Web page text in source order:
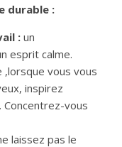
durable :
: un
esprit calme.
,lorsque vous vous
inspirez
vous
laissez pas le